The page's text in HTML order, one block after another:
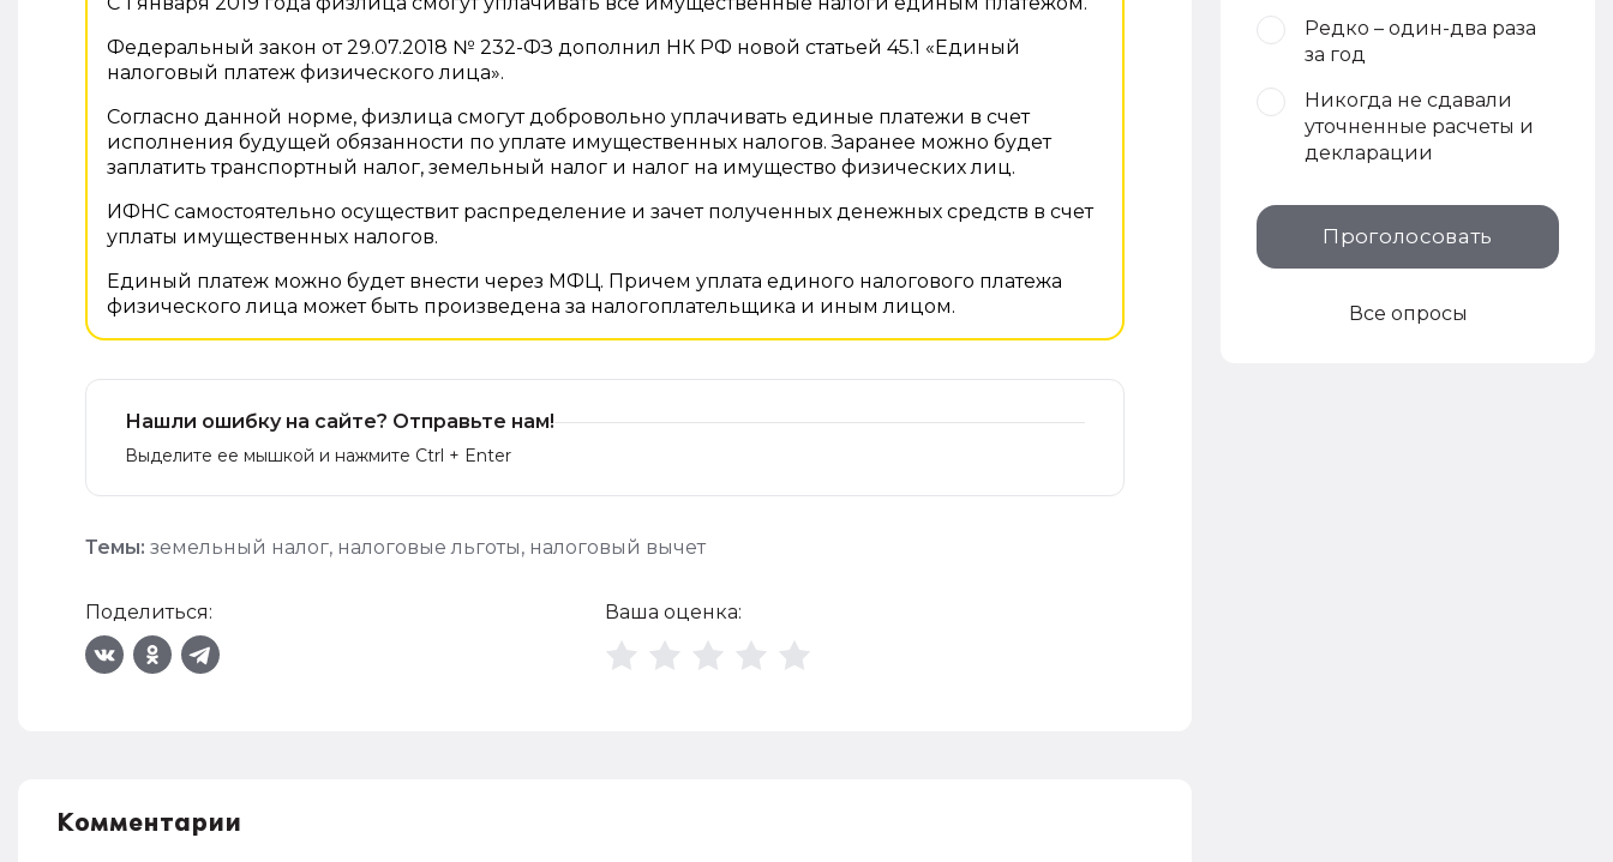
Федеральный закон от 29.07.2018 № 232-ФЗ дополнил НК РФ новой статьей 45.1 «Единый
налоговый платеж физического лица».
Согласно данной норме, физлица смогут добровольно уплачивать единые платежи в счет
исполнения будущей обязанности по уплате имущественных налогов. Заранее можно будет
заплатить транспортный налог, земельный налог и налог на имущество физических лиц.
ИФНС самостоятельно осуществит распределение и зачет полученных денежных средств в счет
уплаты имущественных налогов.
Единый платеж можно будет внести через МФЦ. Причем уплата единого налогового платежа
физического лица может быть произведена за налогоплательщика и иным лицом.
Нашли ошибку на сайте? Отправьте нам!
Выделите ее мышкой и нажмите Ctrl + Enter
Темы: земельный налог, налоговые льготы, налоговый вычет
Поделиться: Ваша оценка:
Комментарии
Редко – один-два раза
за год
Никогда не сдавали
уточненные расчеты и
декларации
Проголосовать
Все опросы